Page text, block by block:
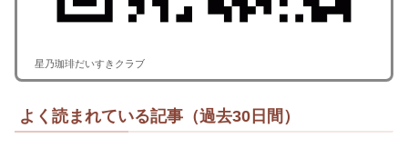
星乃珈琲だいすきクラブ
よく読まれている記事（過去30日間）